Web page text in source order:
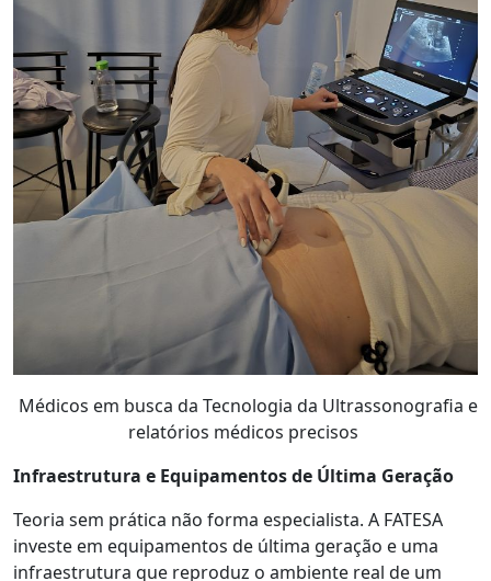
Médicos em busca da Tecnologia da Ultrassonografia e
relatórios médicos precisos
Infraestrutura e Equipamentos de Última Geração
Teoria sem prática não forma especialista. A FATESA
investe em equipamentos de última geração e uma
infraestrutura que reproduz o ambiente real de um